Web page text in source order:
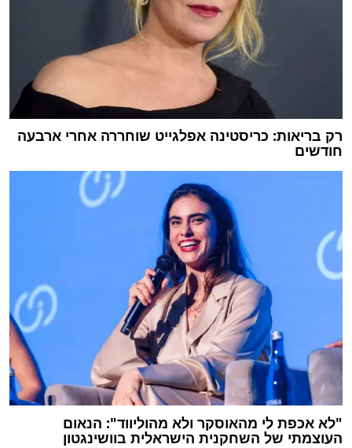
רק בריאות: כריסטינה אפלגייט שוחררה אחרי ארבעה
חודשים
"לא אכפת לי מהאוסקר ולא מהוליווד": הנאום
העוצמתי של השחקנית הישראלית בוושינגטון